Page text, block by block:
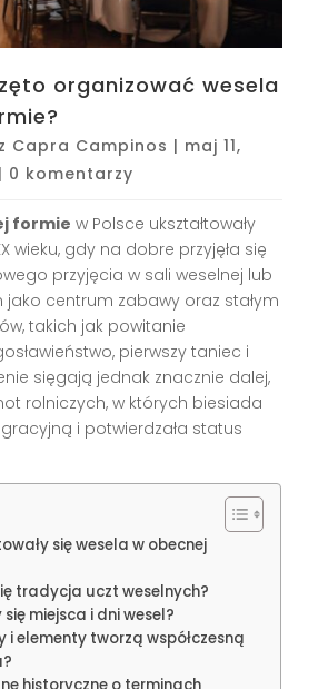
organizować wesela
Capra Campinos | maj 11,
| 0 komentarzy
formie w Polsce ukształtowały
wieku, gdy na dobre przyjęła się
przyjęcia w sali weselnej lub
jako centrum zabawy oraz stałym
takich jak powitanie
pierwszy taniec i
sięgają jednak znacznie dalej,
rolniczych, w których biesiada
i potwierdzała status
się wesela w obecnej
tradycja uczt weselnych?
się miejsca i dni wesel?
i elementy tworzą współczesną